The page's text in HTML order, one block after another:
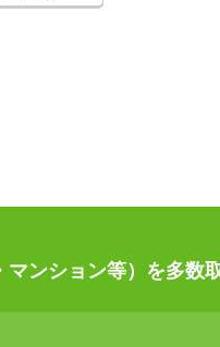
ンション等）を多数